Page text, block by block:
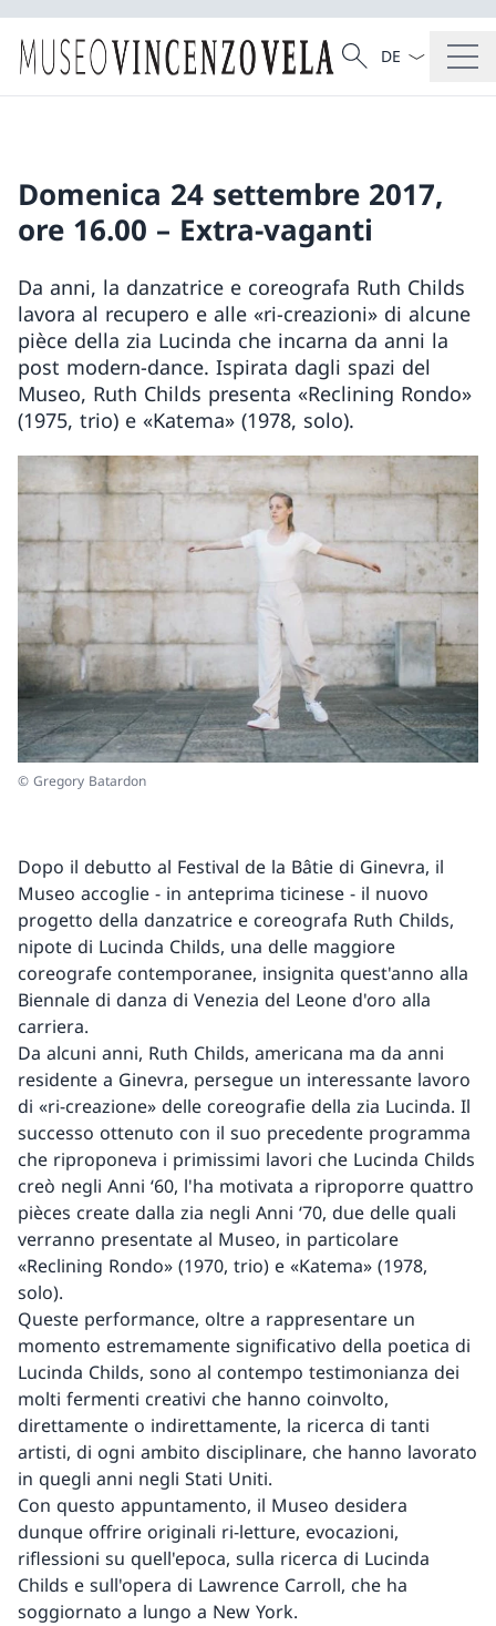
Search
Search
Language
Domenica 24 settembre 2017,
ore 16.00 – Extra-vaganti
Da anni, la danzatrice e coreografa Ruth Childs
lavora al recupero e alle «ri-creazioni» di alcune
pièce della zia Lucinda che incarna da anni la
post modern-dance. Ispirata dagli spazi del
Museo, Ruth Childs presenta «Reclining Rondo»
(1975, trio) e «Katema» (1978, solo).
© Gregory Batardon
Dopo il debutto al Festival de la Bâtie di Ginevra, il
Museo accoglie - in anteprima ticinese - il nuovo
progetto della danzatrice e coreografa Ruth Childs,
nipote di Lucinda Childs, una delle maggiore
coreografe contemporanee, insignita quest'anno alla
Biennale di danza di Venezia del Leone d'oro alla
carriera.
Da alcuni anni, Ruth Childs, americana ma da anni
residente a Ginevra, persegue un interessante lavoro
di «ri-creazione» delle coreografie della zia Lucinda. Il
successo ottenuto con il suo precedente programma
che riproponeva i primissimi lavori che Lucinda Childs
creò negli Anni ‘60, l'ha motivata a riproporre quattro
pièces create dalla zia negli Anni ‘70, due delle quali
verranno presentate al Museo, in particolare
«Reclining Rondo» (1970, trio) e «Katema» (1978,
solo).
Queste performance, oltre a rappresentare un
momento estremamente significativo della poetica di
Lucinda Childs, sono al contempo testimonianza dei
molti fermenti creativi che hanno coinvolto,
direttamente o indirettamente, la ricerca di tanti
artisti, di ogni ambito disciplinare, che hanno lavorato
in quegli anni negli Stati Uniti.
Con questo appuntamento, il Museo desidera
dunque offrire originali ri-letture, evocazioni,
riflessioni su quell'epoca, sulla ricerca di Lucinda
Childs e sull'opera di Lawrence Carroll, che ha
soggiornato a lungo a New York.